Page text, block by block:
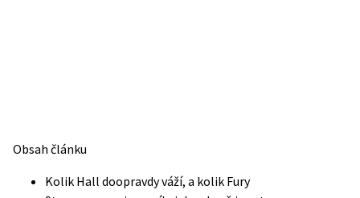
Obsah článku
Kolik Hall doopravdy váží, a kolik Fury